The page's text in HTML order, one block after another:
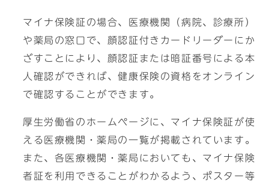
マイナ保険証の場合、医療機関（病院、診療所）
や薬局の窓口で、顔認証付きカードリーダーにか
ざすことにより、顔認証または暗証番号による本
人確認ができれば、健康保険の資格をオンライン
で確認することができます。
厚生労働省のホームページに、マイナ保険証が使
える医療機関・薬局の一覧が掲載されています。
また、各医療機関・薬局においても、マイナ保険
者証を利用できることがわかるよう、ポスター等